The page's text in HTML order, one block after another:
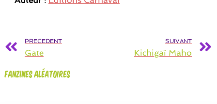
PRÉCEDENT
Gate
SUIVANT
Kichigaï Maho
Fanzines aléatoires